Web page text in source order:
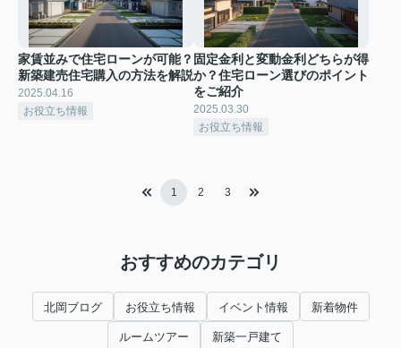
家賃並みで住宅ローンが可能？
新築建売住宅購入の方法を解説
2025.04.16
お役立ち情報
固定金利と変動金利どちらが得
か？住宅ローン選びのポイント
をご紹介
2025.03.30
お役立ち情報
1 2 3
おすすめのカテゴリ
北岡ブログ お役立ち情報 イベント情報 新着物件
ルームツアー 新築一戸建て